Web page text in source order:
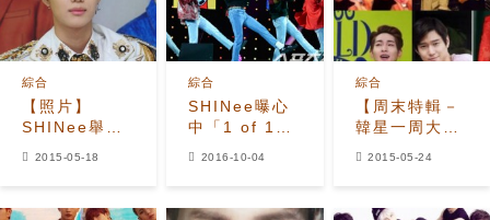
【照片】
SHINee舉行
綜合
2015-05-18
SHINee曝心
中「1 of 1」
綜合
2016-10-04
【周末特輯－
韓星一周大事
入GD懷抱
綜合
2015-05-24